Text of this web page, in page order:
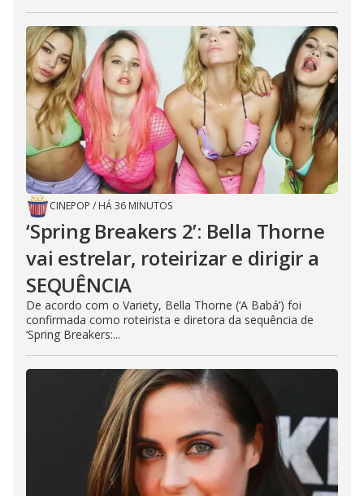
CINEPOP / HÁ 36 MINUTOS
‘Spring Breakers 2’: Bella Thorne
vai estrelar, roteirizar e dirigir a
SEQUÊNCIA
De acordo com o Variety, Bella Thorne (‘A Babá’) foi
confirmada como roteirista e diretora da sequência de
‘Spring Breakers:...